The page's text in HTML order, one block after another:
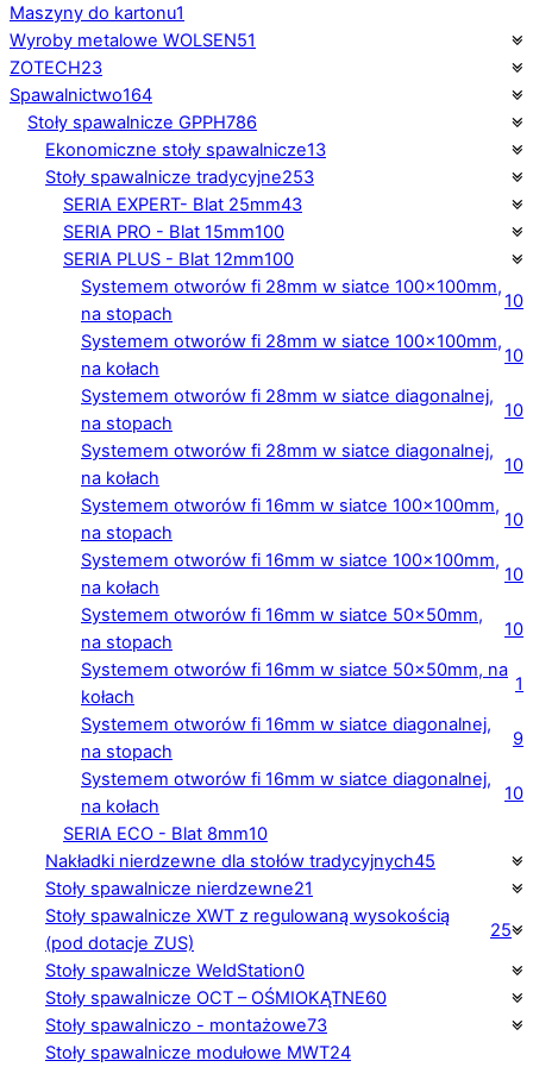
Maszyny do kartonu1
Wyroby metalowe WOLSEN51
ZOTECH23
Spawalnictwo164
Stoły spawalnicze GPPH786
Ekonomiczne stoły spawalnicze13
Stoły spawalnicze tradycyjne253
SERIA EXPERT- Blat 25mm43
SERIA PRO - Blat 15mm100
SERIA PLUS - Blat 12mm100
Systemem otworów fi 28mm w siatce 100×100mm,
na stopach
10
Systemem otworów fi 28mm w siatce 100×100mm,
na kołach
10
Systemem otworów fi 28mm w siatce diagonalnej,
na stopach
10
Systemem otworów fi 28mm w siatce diagonalnej,
na kołach
10
Systemem otworów fi 16mm w siatce 100×100mm,
na stopach
10
Systemem otworów fi 16mm w siatce 100×100mm,
na kołach
10
Systemem otworów fi 16mm w siatce 50×50mm,
na stopach
10
Systemem otworów fi 16mm w siatce 50×50mm, na
kołach
1
Systemem otworów fi 16mm w siatce diagonalnej,
na stopach
9
Systemem otworów fi 16mm w siatce diagonalnej,
na kołach
10
SERIA ECO - Blat 8mm10
Nakładki nierdzewne dla stołów tradycyjnych45
Stoły spawalnicze nierdzewne21
Stoły spawalnicze XWT z regulowaną wysokością
(pod dotacje ZUS)
25
Stoły spawalnicze WeldStation0
Stoły spawalnicze OCT – OŚMIOKĄTNE60
Stoły spawalniczo - montażowe73
Stoły spawalnicze modułowe MWT24